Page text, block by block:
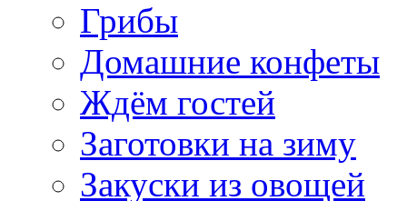
Грибы
Домашние конфеты
Ждём гостей
Заготовки на зиму
Закуски из овощей